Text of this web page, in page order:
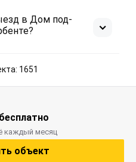
в Дом под-
1651
каждый месяц
объект